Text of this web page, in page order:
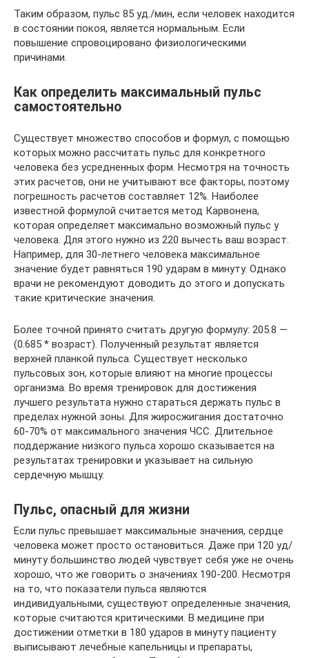
Таким образом, пульс 85 уд./мин, если человек находится
в состоянии покоя, является нормальным. Если
повышение спровоцировано физиологическими
причинами.
Как определить максимальный пульс
самостоятельно
Существует множество способов и формул, с помощью
которых можно рассчитать пульс для конкретного
человека без усредненных форм. Несмотря на точность
этих расчетов, они не учитывают все факторы, поэтому
погрешность расчетов составляет 12%. Наиболее
известной формулой считается метод Карвонена,
которая определяет максимально возможный пульс у
человека. Для этого нужно из 220 вычесть ваш возраст.
Например, для 30-летнего человека максимальное
значение будет равняться 190 ударам в минуту. Однако
врачи не рекомендуют доводить до этого и допускать
такие критические значения.
Более точной принято считать другую формулу: 205.8 —
(0.685 * возраст). Полученный результат является
верхней планкой пульса. Существует несколько
пульсовых зон, которые влияют на многие процессы
организма. Во время тренировок для достижения
лучшего результата нужно стараться держать пульс в
пределах нужной зоны. Для жиросжигания достаточно
60-70% от максимального значения ЧСС. Длительное
поддержание низкого пульса хорошо сказывается на
результатах тренировки и указывает на сильную
сердечную мышцу.
Пульс, опасный для жизни
Если пульс превышает максимальные значения, сердце
человека может просто остановиться. Даже при 120 уд/
минуту большинство людей чувствует себя уже не очень
хорошо, что же говорить о значениях 190-200. Несмотря
на то, что показатели пульса являются
индивидуальными, существуют определенные значения,
которые считаются критическими. В медицине при
достижении отметки в 180 ударов в минуту пациенту
выписывают лечебные капельницы и препараты,